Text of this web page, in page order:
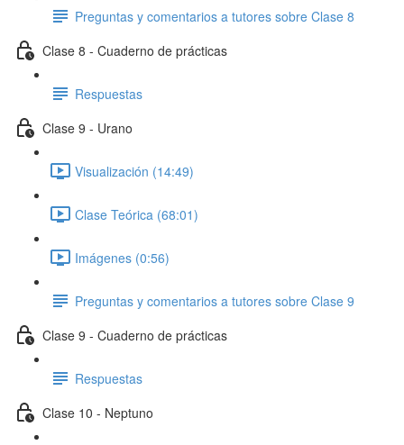
Preguntas y comentarios a tutores sobre Clase 8
Clase 8 - Cuaderno de prácticas
Respuestas
Clase 9 - Urano
Visualización (14:49)
Clase Teórica (68:01)
Imágenes (0:56)
Preguntas y comentarios a tutores sobre Clase 9
Clase 9 - Cuaderno de prácticas
Respuestas
Clase 10 - Neptuno